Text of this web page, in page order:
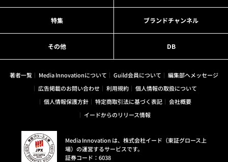
特集 ブランドチャンネル
その他 DB
著者一覧 Media Innovationについて Guild会員について
編集部へメッセージ
広告掲載のお問い合わせ
利用規約
個人情報の取扱について
個人情報保護方針
特定商取引法に基づく表記
会社概要
イードからのリリース情報
Media Innovation は、株式会社イード（東証グロース上
場）の運営するサービスです。
証券コード：6038